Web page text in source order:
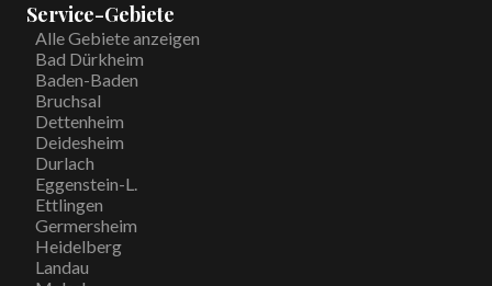
Service-Gebiete
Alle Gebiete anzeigen
Bad Dürkheim
Baden-Baden
Bruchsal
Dettenheim
Deidesheim
Durlach
Eggenstein-L.
Ettlingen
Germersheim
Heidelberg
Landau